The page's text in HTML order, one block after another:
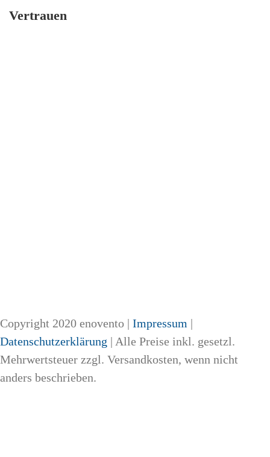
Vertrauen
Copyright 2020 enovento | Impressum |
Datenschutzerklärung | Alle Preise inkl. gesetzl.
Mehrwertsteuer zzgl. Versandkosten, wenn nicht
anders beschrieben.